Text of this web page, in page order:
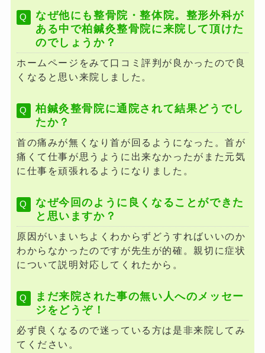
なぜ他にも整骨院・整体院。整形外科が
ある中で柏鍼灸整骨院に来院して頂けた
のでしょうか？
ホームページをみて口コミ評判が良かったので良
くなると思い来院しました。
柏鍼灸整骨院に通院されて結果どうでし
たか？
首の痛みが無くなり首が回るようになった。首が
痛くて仕事が思うように出来なかったがまた元気
に仕事を頑張れるようになりました。
なぜ今回のように良くなることができた
と思いますか？
原因がいまいちよくわからずどうすればいいのか
わからなかったのですが先生が的確。親切に症状
について説明対応してくれたから。
まだ来院された事の無い人へのメッセー
ジをどうぞ！
必ず良くなるので迷っている方は是非来院してみ
てください。